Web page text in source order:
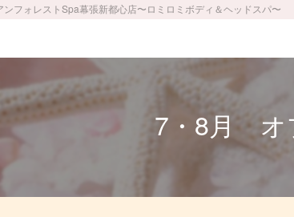
フォレストSpa幕張新都心店〜ロミロミボディ＆ヘッドスパ〜
7・8月 オ